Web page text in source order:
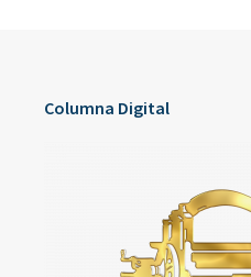
Columna Digital